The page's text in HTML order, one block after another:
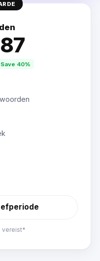
Save 40%
vereist*